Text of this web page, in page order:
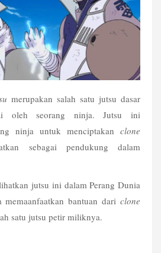
merupakan salah satu jutsu dasar
oleh seorang ninja. Jutsu ini
ninja untuk menciptakan clone
sebagai pendukung dalam
jutsu ini dalam Perang Dunia
bantuan dari clone
satu jutsu petir miliknya.